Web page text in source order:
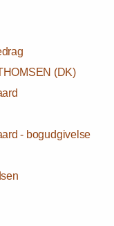
(DK)
- bogudgivelse